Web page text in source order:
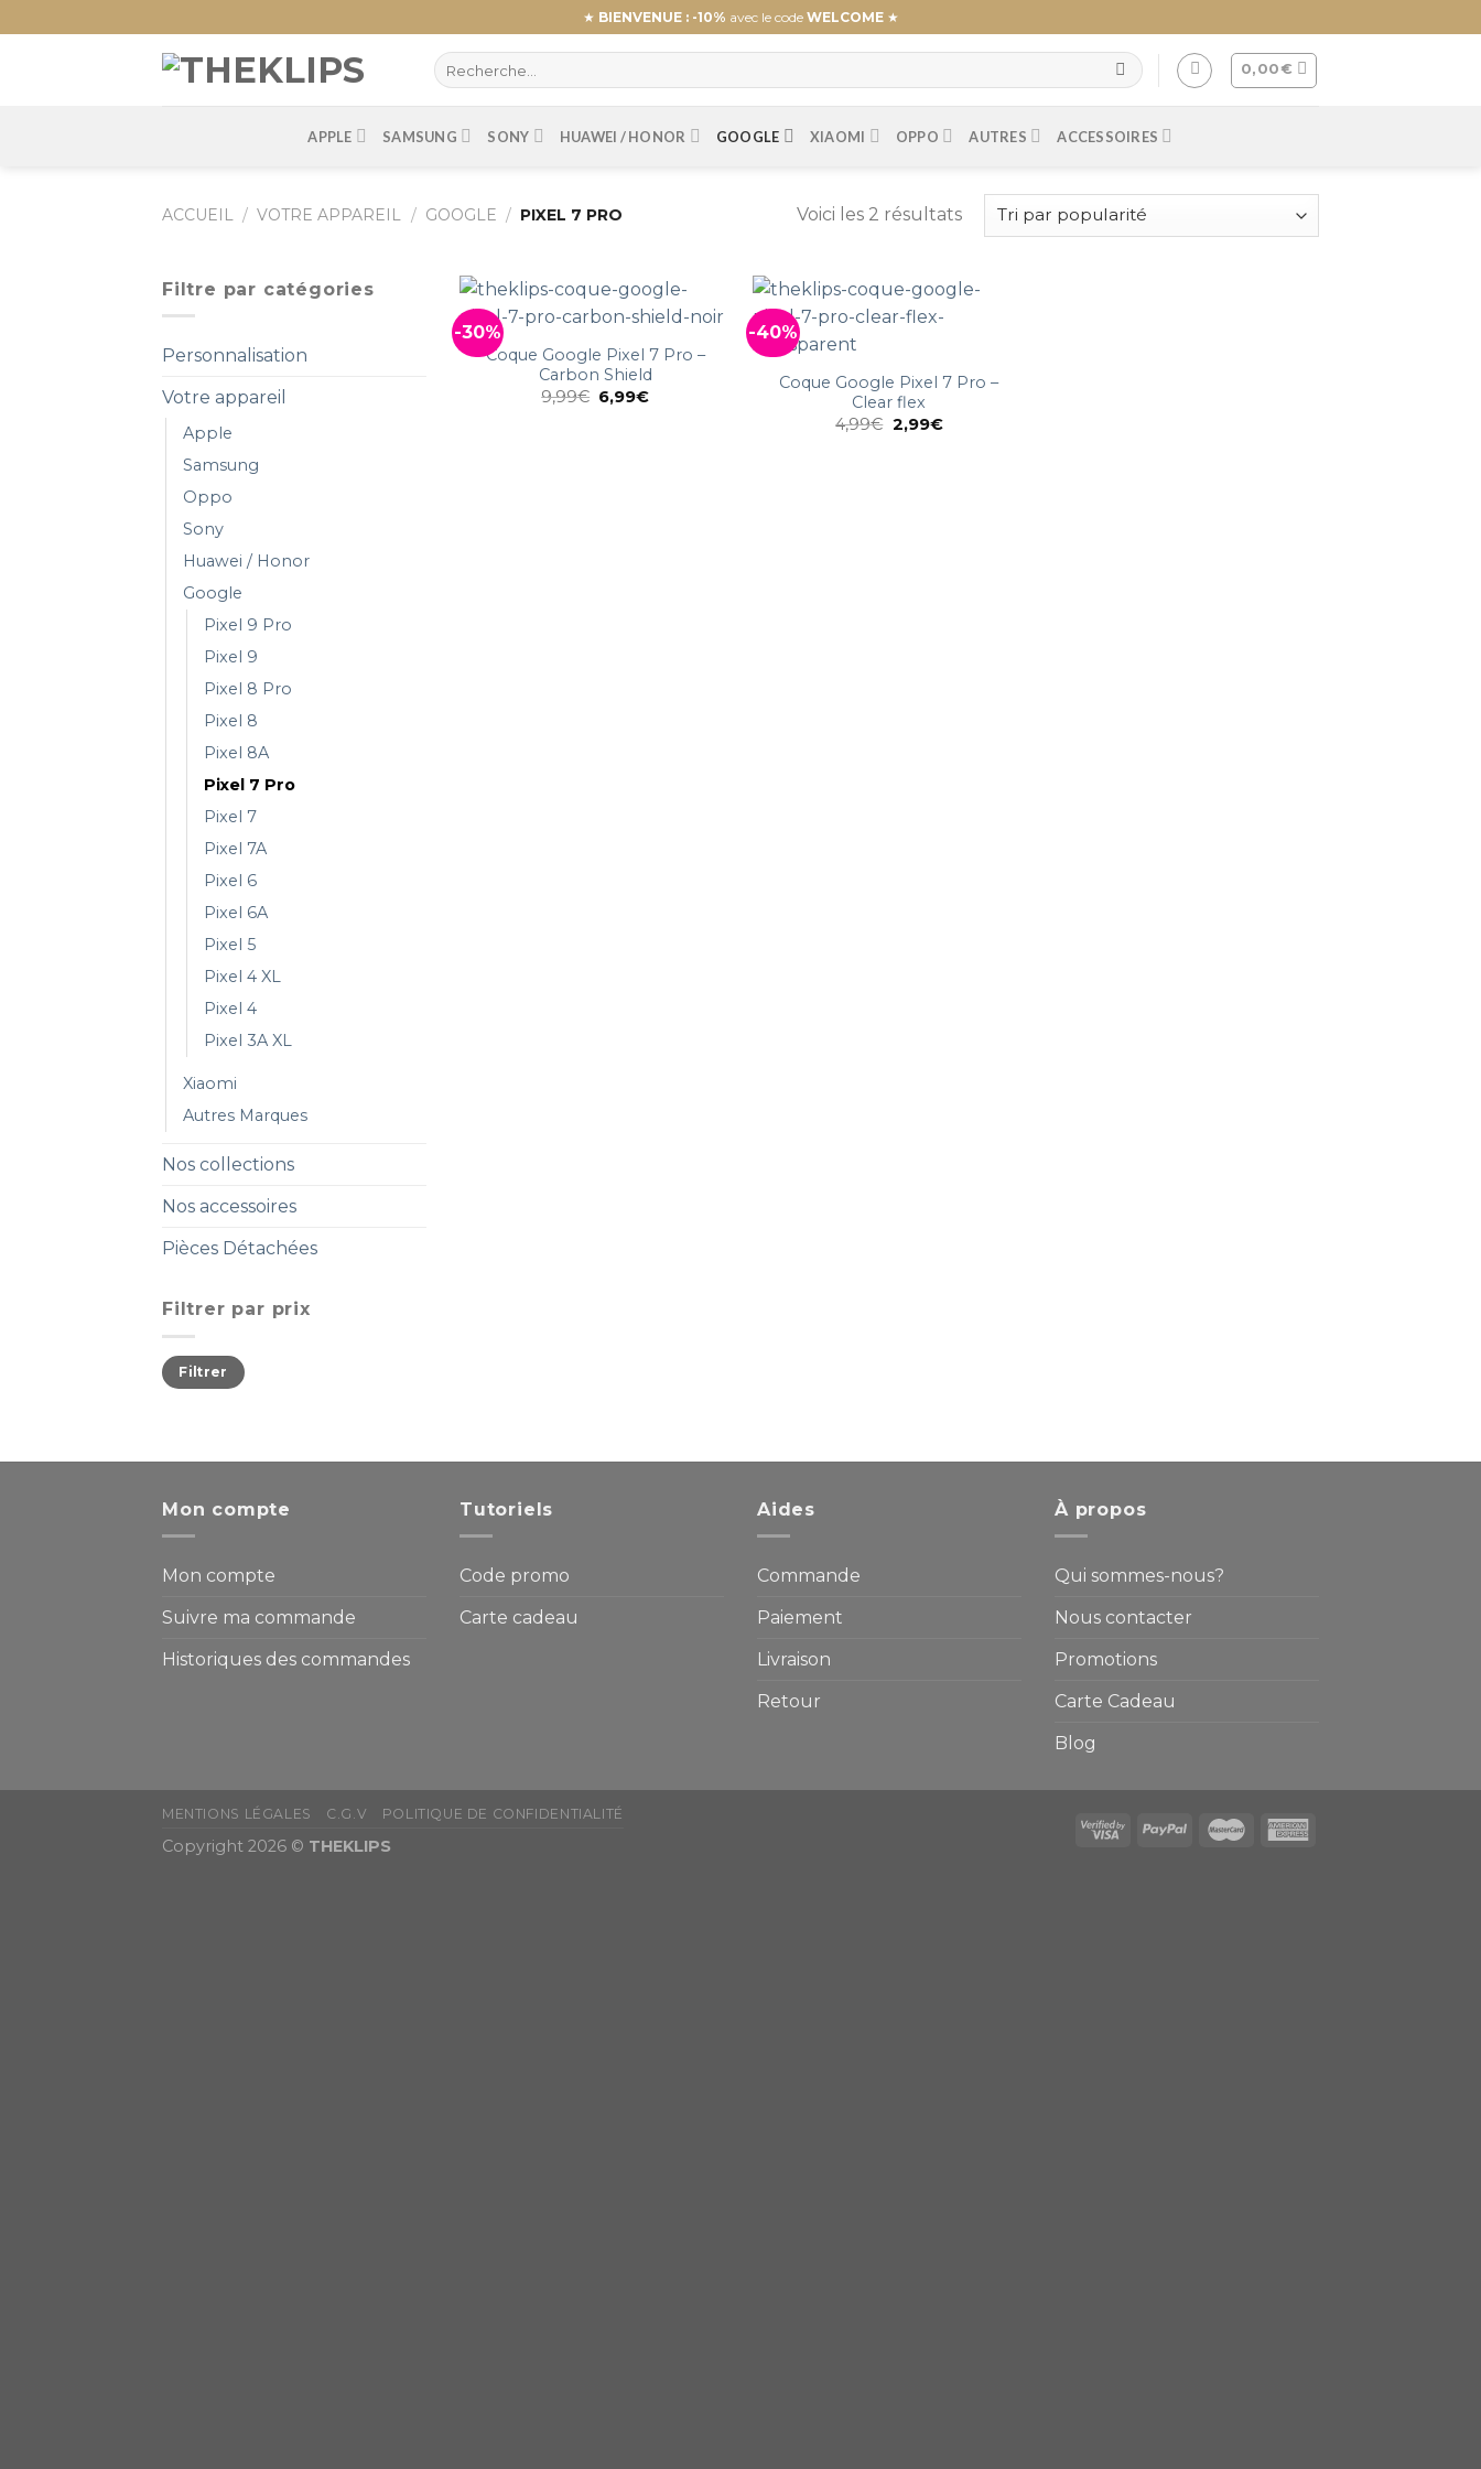
to
★ BIENVENUE : -10% avec le code WELCOME★
0,00€
APPLE SAMSUNG SONY HUAWEI / HONOR GOOGLE XIAOMI OPPO AUTRES ACCESSOIRES
ACCUEIL / VOTRE APPAREIL / GOOGLE / PIXEL 7 PRO Voici les 2 résultats
Filtre par catégories
Personnalisation
Votre appareil
Apple
Samsung
Oppo
Sony
Huawei / Honor
Google
Pixel 9 Pro
Pixel 9
Pixel 8 Pro
Pixel 8
Pixel 8A
Pixel 7 Pro
Pixel 7
Pixel 7A
Pixel 6
Pixel 6A
Pixel 5
Pixel 4 XL
Pixel 4
Pixel 3A XL
Xiaomi
Autres Marques
Nos collections
Nos accessoires
Pièces Détachées
Filtrer par prix
Filtrer
-30%
Coque Google Pixel 7 Pro –
Carbon Shield
9,99€ 6,99€
-40%
Coque Google Pixel 7 Pro –
Clear flex
4,99€ 2,99€
Mon compte
Mon compte
Suivre ma commande
Historiques des commandes
Tutoriels
Code promo
Carte cadeau
Aides
Commande
Paiement
Livraison
Retour
À propos
Qui sommes-nous?
Nous contacter
Promotions
Carte Cadeau
Blog
MENTIONS LÉGALES C.G.V POLITIQUE DE CONFIDENTIALITÉ
Copyright 2026 © THEKLIPS